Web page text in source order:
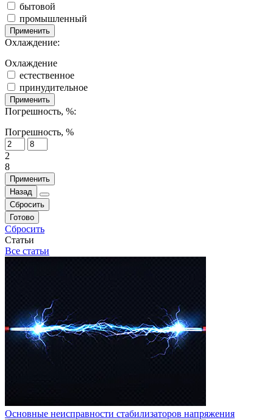
бытовой
промышленный
Применить
Охлаждение:
Охлаждение
естественное
принудительное
Применить
Погрешность, %:
Погрешность, %
2
8
Применить
Назад
Сбросить
Готово
Сбросить
Статьи
Все статьи
Основные неисправности стабилизаторов напряжения